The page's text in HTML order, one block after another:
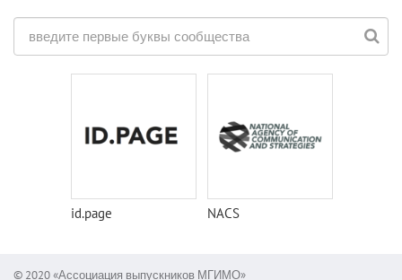
id.page NACS
© 2020 «Ассоциация выпускников МГИМО»